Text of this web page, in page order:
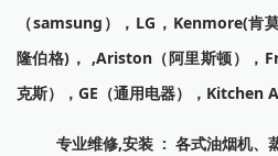
（samsung），LG，Kenmore(
隆伯格)， ,Ariston（阿里斯顿），
克斯），GE（通用电器），Kitchen
专业维修,安装 : 各式油烟机、蒸